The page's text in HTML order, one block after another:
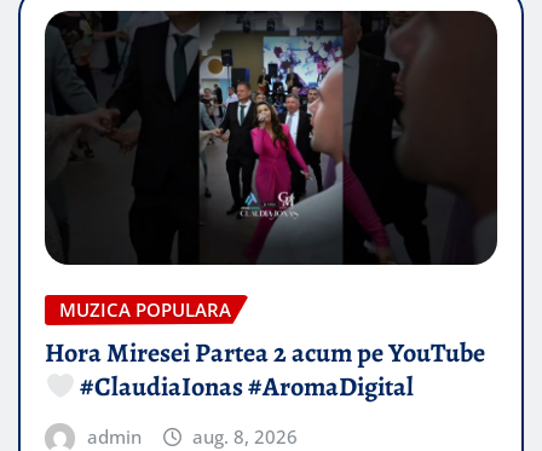
MUZICA POPULARA
Hora Miresei Partea 2 acum pe YouTube
#ClaudiaIonas #AromaDigital
admin aug. 8, 2026